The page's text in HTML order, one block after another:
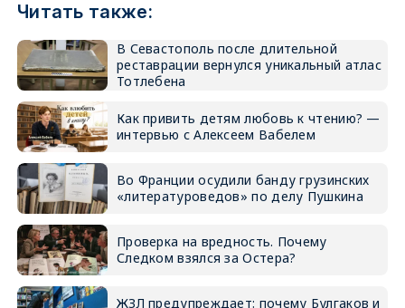
Читать также:
В Севастополь после длительной
реставрации вернулся уникальный атлас
Тотлебена
Как привить детям любовь к чтению? —
интервью с Алексеем Вабелем
Во Франции осудили банду грузинских
«литературоведов» по делу Пушкина
Проверка на вредность. Почему
Следком взялся за Остера?
ЖЗЛ предупреждает: почему Булгаков и